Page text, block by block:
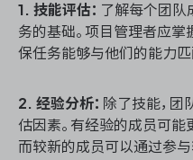
1. 技能评估： 了解每个团队
务的基础。项目管理者应掌
保任务能够与他们的能力匹
2. 经验分析： 除了技能，团
估因素。有经验的成员可能
而较新的成员可以通过参